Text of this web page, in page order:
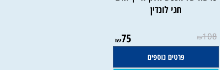
חגי לונדין
₪108
₪75
פרטים נוספים